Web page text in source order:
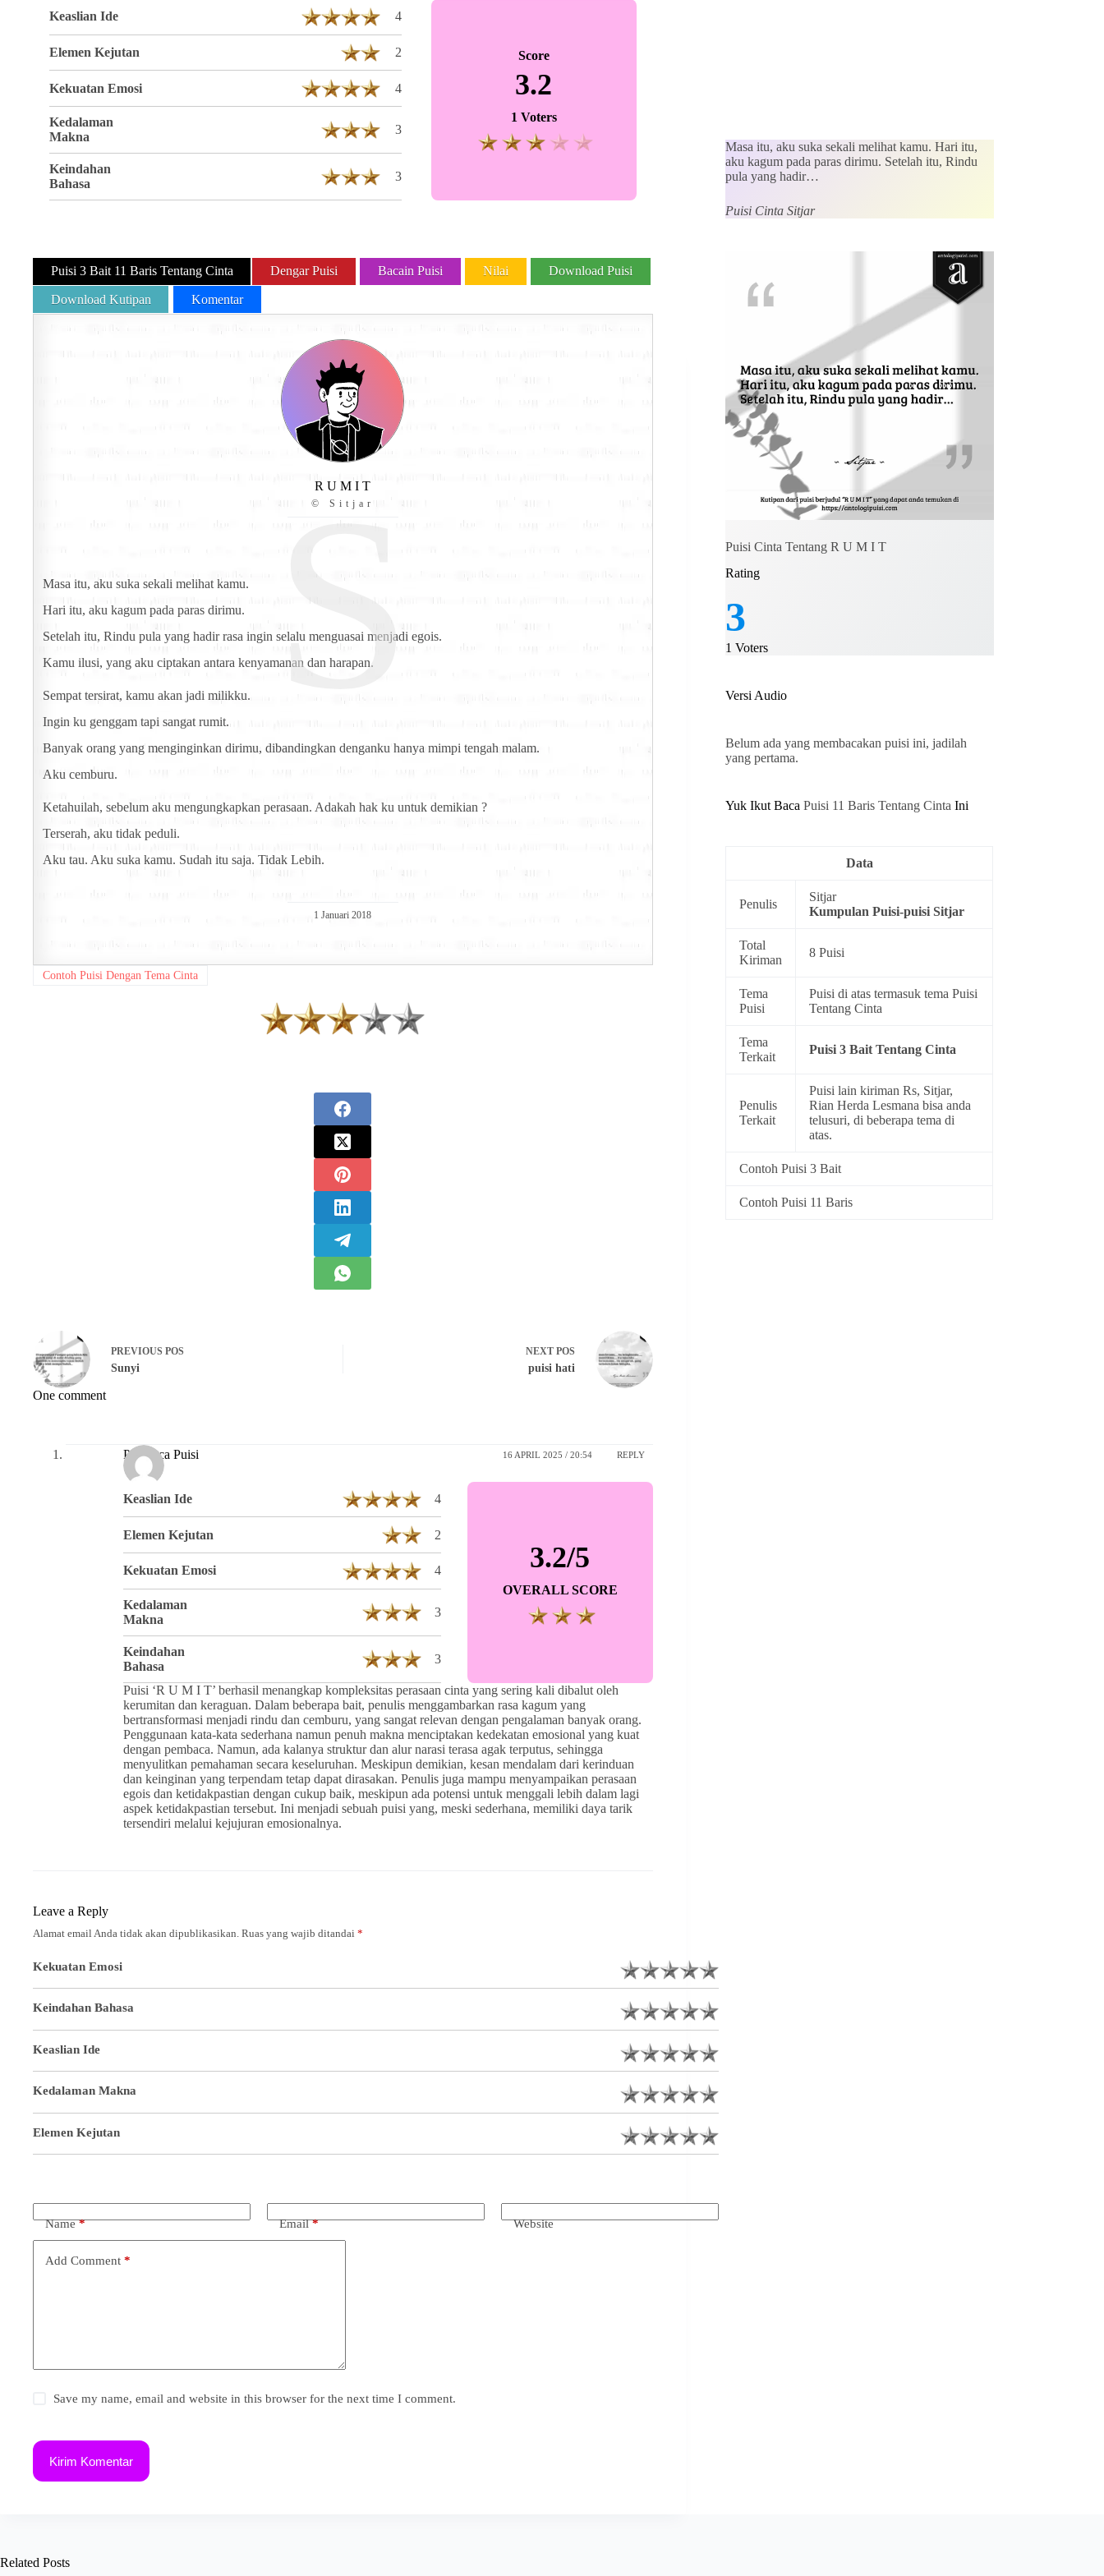
Keaslian Ide 4
Elemen Kejutan 2
Kekuatan Emosi 4
Kedalaman
Makna
3
Keindahan
Bahasa
3
Score
3.2
1 Voters
Puisi 3 Bait 11 Baris Tentang Cinta Dengar Puisi Bacain Puisi Nilai Download Puisi
Download Kutipan Komentar
S
R U M I T
© Sitjar
Masa itu, aku suka sekali melihat kamu.
Hari itu, aku kagum pada paras dirimu.
Setelah itu, Rindu pula yang hadir rasa ingin selalu menguasai menjadi egois.
Kamu ilusi, yang aku ciptakan antara kenyamanan dan harapan.
Sempat tersirat, kamu akan jadi milikku.
Ingin ku genggam tapi sangat rumit.
Banyak orang yang menginginkan dirimu, dibandingkan denganku hanya mimpi tengah malam.
Aku cemburu.
Ketahuilah, sebelum aku mengungkapkan perasaan. Adakah hak ku untuk demikian ?
Terserah, aku tidak peduli.
Aku tau. Aku suka kamu. Sudah itu saja. Tidak Lebih.
1 Januari 2018
Contoh Puisi Dengan Tema Cinta
PREVIOUS POS
Sunyi
NEXT POS
puisi hati
One comment
Pembaca Puisi 16 APRIL 2025 / 20:54 REPLY
Keaslian Ide 4
Elemen Kejutan 2
Kekuatan Emosi 4
Kedalaman
Makna
3
Keindahan
Bahasa
3
3.2/5
OVERALL SCORE
Puisi ‘R U M I T’ berhasil menangkap kompleksitas perasaan cinta yang sering kali dibalut oleh
kerumitan dan keraguan. Dalam beberapa bait, penulis menggambarkan rasa kagum yang
bertransformasi menjadi rindu dan cemburu, yang sangat relevan dengan pengalaman banyak orang.
Penggunaan kata-kata sederhana namun penuh makna menciptakan kedekatan emosional yang kuat
dengan pembaca. Namun, ada kalanya struktur dan alur narasi terasa agak terputus, sehingga
menyulitkan pemahaman secara keseluruhan. Meskipun demikian, kesan mendalam dari kerinduan
dan keinginan yang terpendam tetap dapat dirasakan. Penulis juga mampu menyampaikan perasaan
egois dan ketidakpastian dengan cukup baik, meskipun ada potensi untuk menggali lebih dalam lagi
aspek ketidakpastian tersebut. Ini menjadi sebuah puisi yang, meski sederhana, memiliki daya tarik
tersendiri melalui kejujuran emosionalnya.
Leave a Reply
Alamat email Anda tidak akan dipublikasikan. Ruas yang wajib ditandai *
Kekuatan Emosi
Keindahan Bahasa
Keaslian Ide
Kedalaman Makna
Elemen Kejutan
Name* Email* Website
Add Comment *
Save my name, email and website in this browser for the next time I comment.
Kirim Komentar
Masa itu, aku suka sekali melihat kamu. Hari itu,
aku kagum pada paras dirimu. Setelah itu, Rindu
pula yang hadir…
Puisi Cinta Sitjar
Puisi Cinta Tentang R U M I T
Rating
3
1 Voters
Versi Audio
Belum ada yang membacakan puisi ini, jadilah
yang pertama.
Yuk Ikut BacaPuisi 11 Baris Tentang CintaIni
Data
Penulis
Sitjar
KumpulanPuisi-puisi Sitjar
Total
Kiriman
8 Puisi
Tema
Puisi
Puisi di atas termasuk temaPuisi
Tentang Cinta
Tema
Terkait
Puisi 3 Bait Tentang Cinta
Penulis
Terkait
Puisi lain kiriman Rs, Sitjar,
Rian Herda Lesmana bisa anda
telusuri, di beberapa tema di
atas.
Contoh Puisi 3 Bait
Contoh Puisi 11 Baris
Related Posts